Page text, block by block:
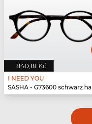
840,81 Kč
I NEED YOU
SASHA - G73600 schwarz havanna